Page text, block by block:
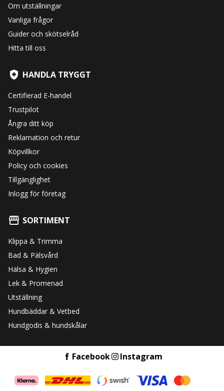
Om utställningar
Vanliga frågor
Guider och skötselråd
Hitta till oss
HANDLA TRYGGT
Certifierad E-handel
Trustpilot
Ångra ditt köp
Reklamation och retur
Köpvillkor
Policy och cookies
Tillgänglighet
Inlogg för företag
SORTIMENT
Klippa & Trimma
Bad & Pälsvård
Hälsa & Hygien
Lek & Promenad
Utställning
Hundbäddar & Vetbed
Hundgodis & hundskålar
Facebook Instagram